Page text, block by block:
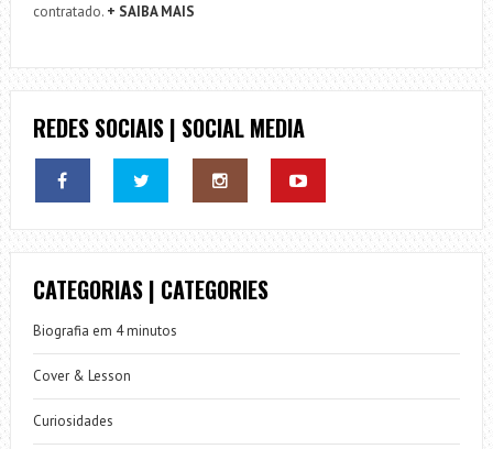
contratado. + SAIBA MAIS
REDES SOCIAIS | SOCIAL MEDIA
CATEGORIAS | CATEGORIES
Biografia em 4 minutos
Cover & Lesson
Curiosidades